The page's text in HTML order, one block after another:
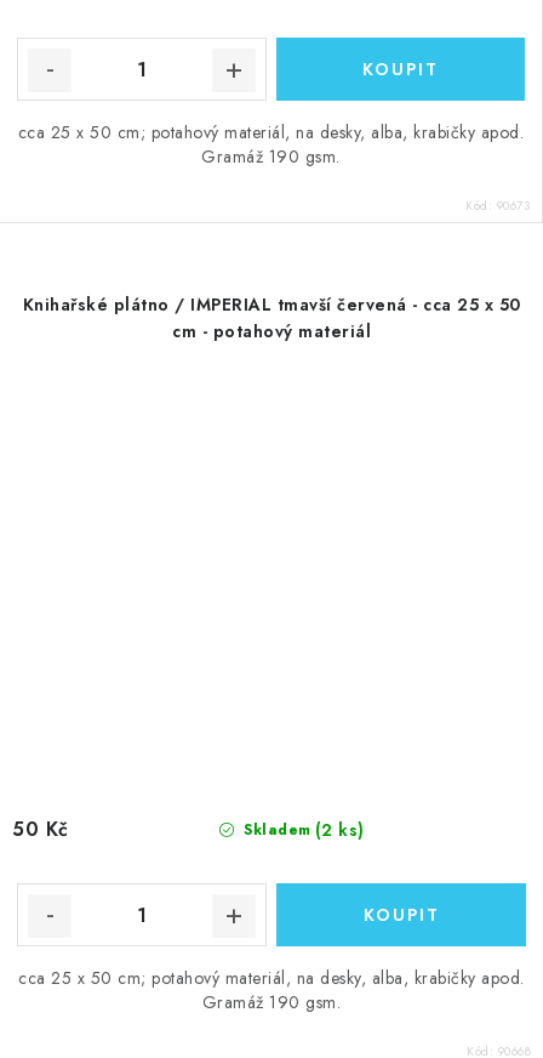
cca 25 x 50 cm; potahový materiál, na desky, alba, krabičky apod.
Gramáž 190 gsm.
Kód: 90673
Knihařské plátno / IMPERIAL tmavší červená - cca 25 x 50
cm - potahový materiál
Skladem (2 ks)
50 Kč
cca 25 x 50 cm; potahový materiál, na desky, alba, krabičky apod.
Gramáž 190 gsm.
Kód: 90668